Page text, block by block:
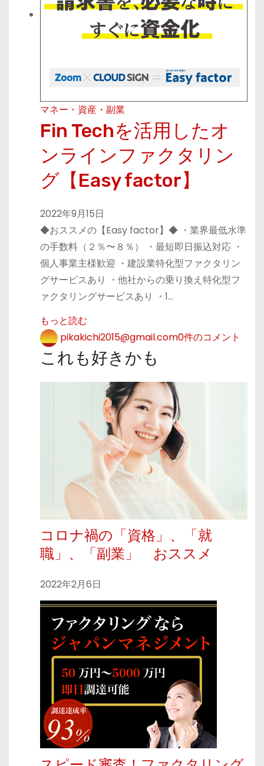
マネー・資産・副業
Fin Techを活用したオ
ンラインファクタリン
グ【Easy factor】
2022年9月15日
◆おススメの【Easy factor】◆ ・業界最低水準
の手数料（２％〜８％） ・最短即日振込対応 ・
個人事業主様歓迎 ・建設業特化型ファクタリン
グサービスあり ・他社からの乗り換え特化型フ
ァクタリングサービスあり ・1…
もっと読む
pikakichi2015@gmail.com0件のコメント
これも好きかも
コロナ禍の「資格」、「就
職」、「副業」 おススメ
2022年2月6日